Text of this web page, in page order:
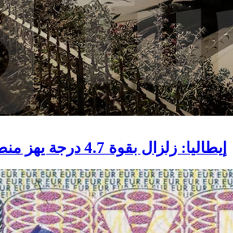
إيطاليا: زلزال بقوة 4.7 درجة يهز منطقة قريبة من نابولي